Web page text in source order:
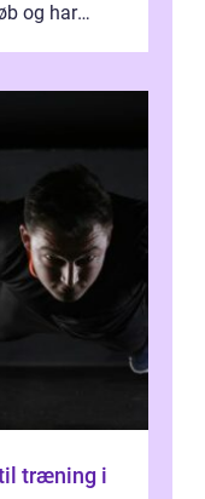
og har
træning i